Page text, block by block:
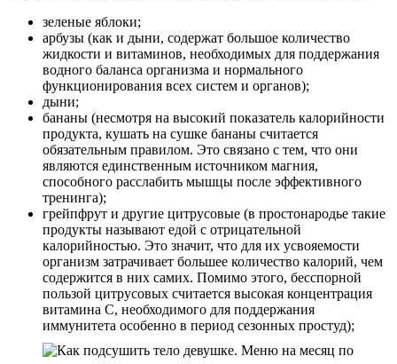
зеленые яблоки;
арбузы (как и дыни, содержат большое количество
жидкости и витаминов, необходимых для поддержания
водного баланса организма и нормального
функционирования всех систем и органов);
дыни;
бананы (несмотря на высокий показатель калорийности
продукта, кушать на сушке бананы считается
обязательным правилом. Это связано с тем, что они
являются единственным источником магния,
способного расслабить мышцы после эффективного
тренинга);
грейпфрут и другие цитрусовые (в простонародье такие
продукты называют едой с отрицательной
калорийностью. Это значит, что для их усвояемости
организм затрачивает большее количество калорий, чем
содержится в них самих. Помимо этого, бесспорной
пользой цитрусовых считается высокая концентрация
витамина C, необходимого для поддержания
иммунитета особенно в период сезонных простуд);